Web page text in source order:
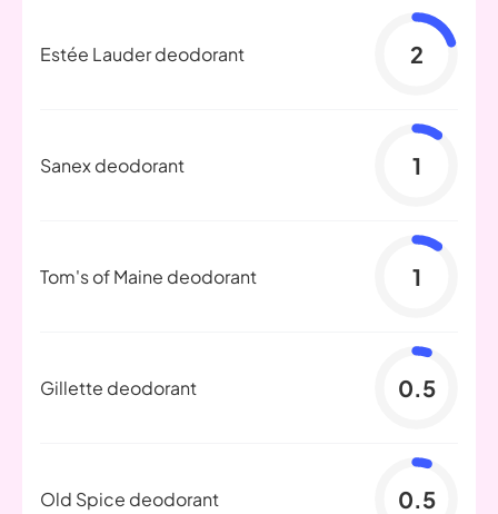
Estée Lauder deodorant 2
Sanex deodorant 1
Tom's of Maine deodorant 1
Gillette deodorant 0.5
Old Spice deodorant 0.5